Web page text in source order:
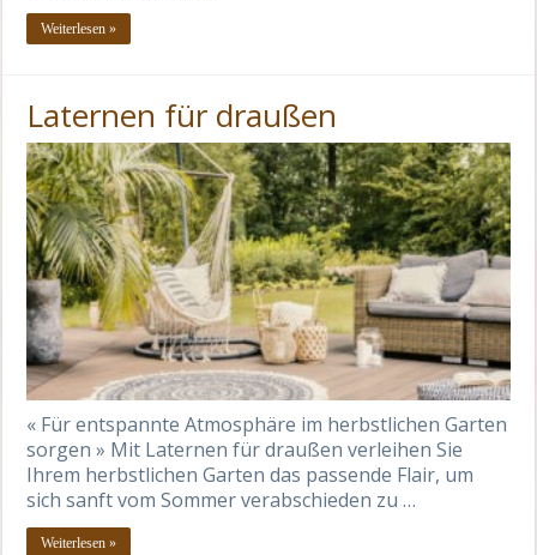
Weiterlesen »
Laternen für draußen
« Für entspannte Atmosphäre im herbstlichen Garten
sorgen » Mit Laternen für draußen verleihen Sie
Ihrem herbstlichen Garten das passende Flair, um
sich sanft vom Sommer verabschieden zu …
Weiterlesen »